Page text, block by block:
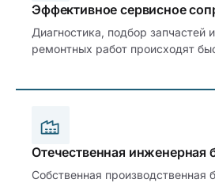
Эффективное сервисное
Диагностика, подбор запчастей
ремонтных работ происходят
Отечественная инженерная
Собственная производственная